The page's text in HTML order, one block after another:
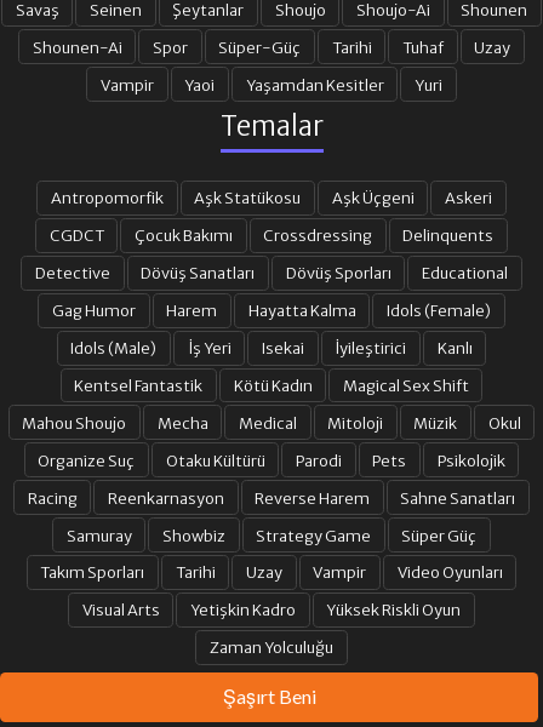
Savaş Seinen Şeytanlar Shoujo Shoujo-Ai
Shounen
Shounen-Ai
Spor Süper-Güç Tarihi Tuhaf
Uzay
Vampir
Yaoi Yaşamdan Kesitler Yuri
Temalar
Antropomorfik Aşk Statükosu Aşk Üçgeni
Askeri
CGDCT
Çocuk Bakımı Crossdressing
Delinquents
Detective
Dövüş Sanatları Dövüş Sporları
Educational
Gag Humor
Harem Hayatta Kalma
Idols (Female)
Idols (Male)
İş Yeri Isekai İyileştirici
Kanlı
Kentsel Fantastik
Kötü Kadın
Magical Sex Shift
Mahou Shoujo
Mecha Medical Mitoloji Müzik
Okul
Organize Suç
Otaku Kültürü Parodi Pets
Psikolojik
Racing
Reenkarnasyon Reverse Harem
Sahne Sanatları
Samuray
Showbiz Strategy Game
Süper Güç
Takım Sporları
Tarihi Uzay Vampir
Video Oyunları
Visual Arts
Yetişkin Kadro
Yüksek Riskli Oyun
Zaman Yolculuğu
Şaşırt Beni